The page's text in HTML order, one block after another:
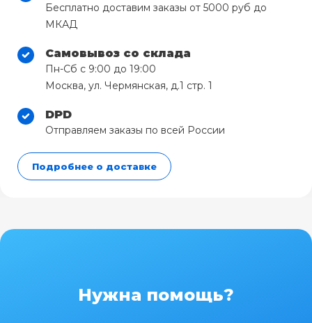
Бесплатно доставим заказы от 5000 руб до
МКАД
Самовывоз со склада
Пн-Сб с 9:00 до 19:00
Москва, ул. Чермянская, д.1 стр. 1
DPD
Отправляем заказы по всей России
Подробнее о доставке
Нужна помощь?